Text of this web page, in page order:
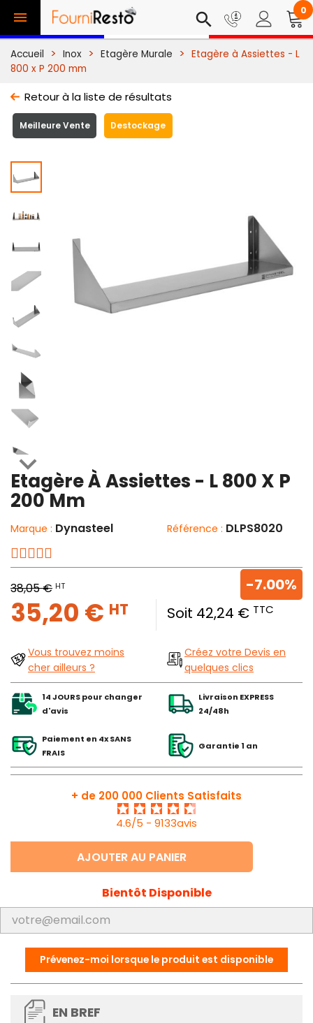
 search 0
Accueil Inox Etagère Murale
Etagère à Assiettes - L
800 x P 200 mm
Retour à la liste de résultats
Meilleure Vente Destockage

Etagère À Assiettes - L 800 X P
200 Mm
Marque : Dynasteel Référence : DLPS8020
38,05 € HT
35,20 € HT Soit 42,24 € TTC
-7.00%
Vous trouvez moins
cher ailleurs ?
Créez votre Devis en
quelques clics
14 JOURS pour changer
d'avis
Livraison EXPRESS
24/48h
Paiement en 4x SANS
FRAIS
Garantie 1 an
+ de 200 000 Clients Satisfaits
4.6/5 - 9133avis
AJOUTER AU PANIER
Bientôt Disponible
Prévenez-moi lorsque le produit est disponible
EN BREF